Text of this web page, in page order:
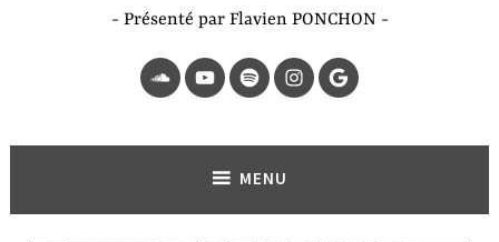
Présenté par Flavien PONCHON
SoundCloud
YouTubeSpotifyInstagram
Page
Google
MENU